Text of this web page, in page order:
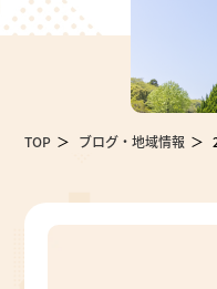
TOP ブログ・地域情報